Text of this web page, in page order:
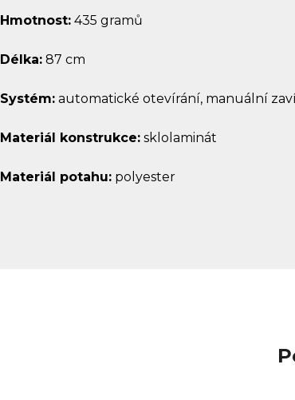
Hmotnost: 435 gramů
Délka: 87 cm
Systém: automatické otevírání, manuální
Materiál konstrukce: sklolaminát
Materiál potahu: polyester